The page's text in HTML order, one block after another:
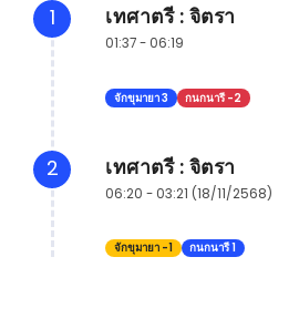
1 เทศาตรี : จิตรา
01:37 - 06:19
จักขุมายา 3 กนกนารี -2
2 เทศาตรี : จิตรา
06:20 - 03:21 (18/11/2568)
จักขุมายา -1 กนกนารี 1